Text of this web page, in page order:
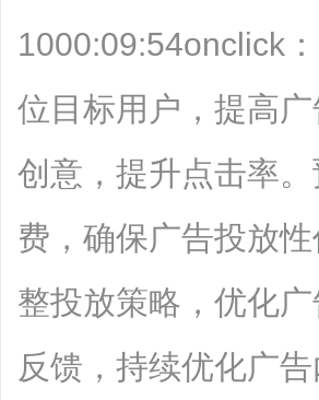
1000:09:54onclick
位目标用户，提高
创意，提升点击率
费，确保广告投放
整投放策略，优化
反馈，持续优化广